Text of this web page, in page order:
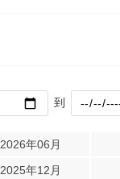
到
2026年06月
2025年12月